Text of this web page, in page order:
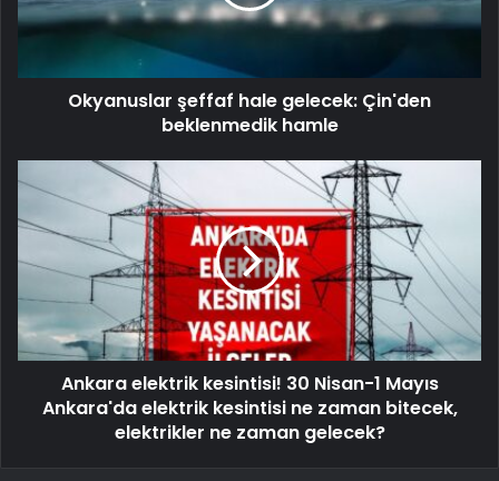
Okyanuslar şeffaf hale gelecek: Çin'den
beklenmedik hamle
Ankara elektrik kesintisi! 30 Nisan-1 Mayıs
Ankara'da elektrik kesintisi ne zaman bitecek,
elektrikler ne zaman gelecek?